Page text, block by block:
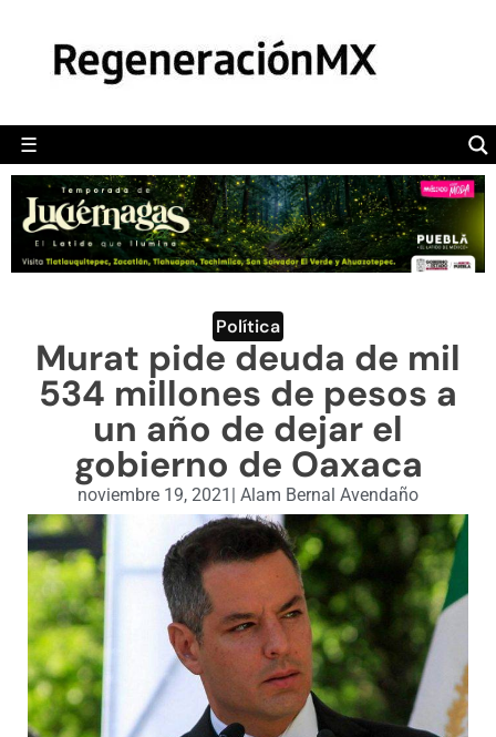
☰
POLÍTICA
CAMALEÓN
OPINIÓN
DEPORTES
ENGLISH SECTION
VIDEOS
Política
Murat pide deuda de mil
534 millones de pesos a
un año de dejar el
gobierno de Oaxaca
noviembre 19, 2021 | Alam Bernal Avendaño